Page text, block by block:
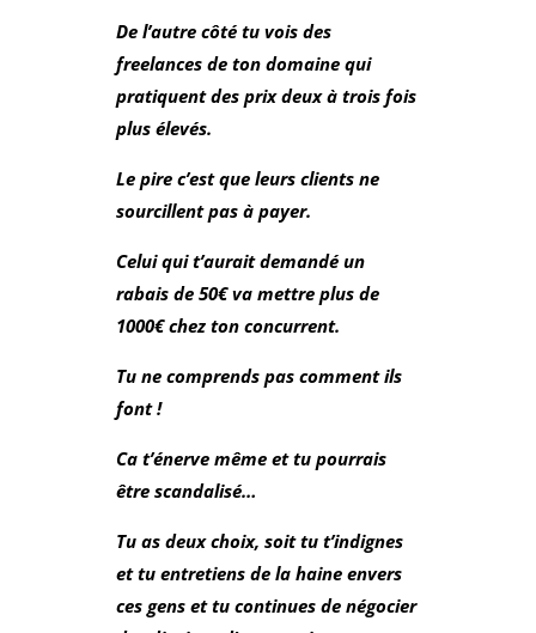
De l’autre côté tu vois des
freelances de ton domaine qui
pratiquent des prix deux à trois fois
plus élevés.
Le pire c’est que leurs clients ne
sourcillent pas à payer.
Celui qui t’aurait demandé un
rabais de 50€ va mettre plus de
1000€ chez ton concurrent.
Tu ne comprends pas comment ils
font !
Ca t’énerve même et tu pourrais
être scandalisé…
Tu as deux choix, soit tu t’indignes
et tu entretiens de la haine envers
ces gens et tu continues de négocier